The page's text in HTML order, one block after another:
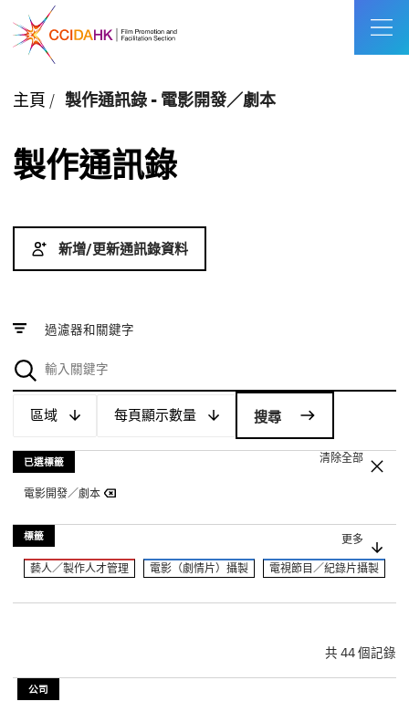
主頁 / 製作通訊錄 - 電影開發／劇本
製作通訊錄
新增/更新通訊錄資料
過濾器和關鍵字
區域 每頁顯示數量
已選標籤
電影開發／劇本
清除全部
標籤
藝人／製作人才管理 電影（劇情片）攝製
電視節目／紀錄片攝製
業界組織／相關團體
更多
共 44 個記錄
公司